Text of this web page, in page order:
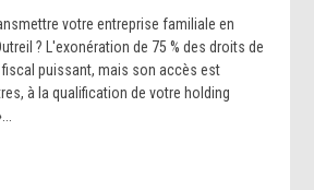
votre entreprise familiale en
? L'exonération de 75 % des droits de
puissant, mais son accès est
à la qualification de votre holding